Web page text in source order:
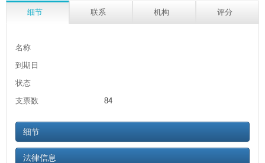
细节 联系 机构 评分
名称
到期日
状态
支票数
84
细节
法律信息